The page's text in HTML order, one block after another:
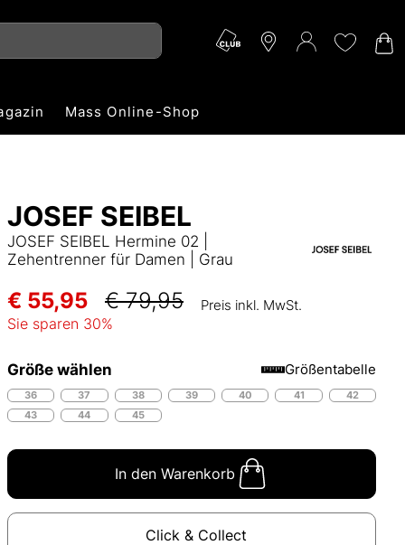
Mass Online-Shop
JOSEF SEIBEL
JOSEF SEIBEL Hermine 02 |
Zehentrenner für Damen | Grau
€ 55,95 € 79,95 Preis inkl. MwSt.
Sie sparen 30%
Größe wählen Größentabelle
36 37 38 39 40 41
42
43
44 45
In den Warenkorb
Click & Collect